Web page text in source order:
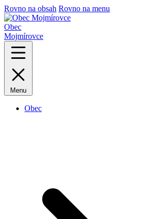
Rovno na obsah Rovno na menu
Obec
Mojmírovce
Menu
Obec